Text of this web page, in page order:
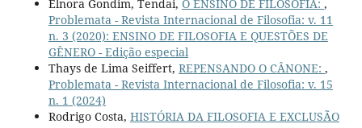
Elnora Gondim, Tendai, O ENSINO DE FILOSOFIA: ,
Problemata - Revista Internacional de Filosofia: v. 11
n. 3 (2020): ENSINO DE FILOSOFIA E QUESTÕES DE
GÊNERO - Edição especial
Thays de Lima Seiffert, REPENSANDO O CÂNONE: ,
Problemata - Revista Internacional de Filosofia: v. 15
n. 1 (2024)
Rodrigo Costa, HISTÓRIA DA FILOSOFIA E EXCLUSÃO